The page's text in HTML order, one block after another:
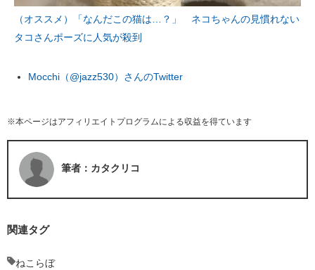
（オススメ）「なんだこの猫は…？」 ネコちゃんの見慣れない
タコさんポーズに人気が殺到
Mocchi（@jazz530）さんのTwitter
※本ページはアフィリエイトプログラムによる収益を得ています
筆者：カタクリコ
関連タグ
ねこらぼ